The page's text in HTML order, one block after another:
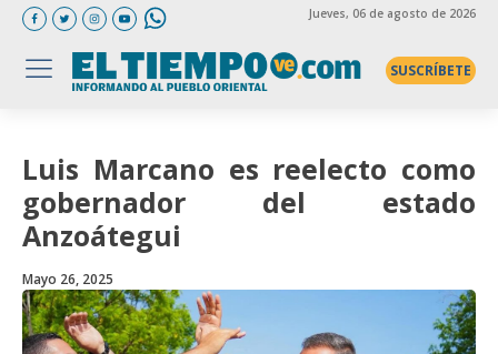
Jueves, 06 de agosto de 2026
SUSCRÍBETE
Luis Marcano es reelecto como
gobernador del estado
Anzoátegui
Mayo 26, 2025